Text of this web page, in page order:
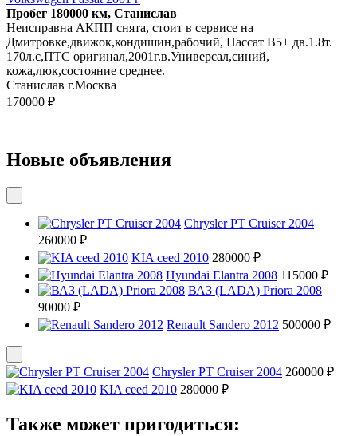
Пробег 180000 км, Станислав
Неисправна АКПП снята, стоит в сервисе на
Дмитровке,движок,кондишин,рабочий, Пассат В5+ дв.1.8т.
170л.с,ПТС оригинал,2001г.в.Универсал,синий,
кожа,люк,состояние среднее.
Станислав г.Москва
170000 ₽
Новые объявления
Chrysler PT Cruiser 2004
260000 ₽
KIA ceed 2010 280000 ₽
Hyundai Elantra 2008 115000 ₽
ВАЗ (LADA) Priora 2008
90000 ₽
Renault Sandero 2012 500000 ₽
Chrysler PT Cruiser 2004 260000 ₽
KIA ceed 2010 280000 ₽
Также может пригодиться: